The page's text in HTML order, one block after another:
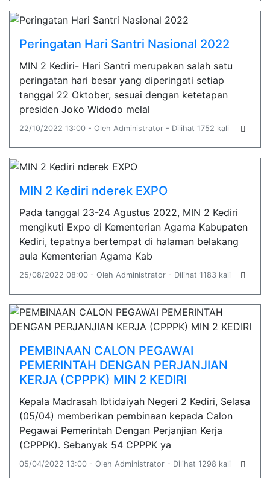
Peringatan Hari Santri Nasional 2022
MIN 2 Kediri- Hari Santri merupakan salah satu
peringatan hari besar yang diperingati setiap
tanggal 22 Oktober, sesuai dengan ketetapan
presiden Joko Widodo melal
22/10/2022 13:00 - Oleh Administrator - Dilihat 1752 kali
MIN 2 Kediri nderek EXPO
Pada tanggal 23-24 Agustus 2022, MIN 2 Kediri
mengikuti Expo di Kementerian Agama Kabupaten
Kediri, tepatnya bertempat di halaman belakang
aula Kementerian Agama Kab
25/08/2022 08:00 - Oleh Administrator - Dilihat 1183 kali
PEMBINAAN CALON PEGAWAI
PEMERINTAH DENGAN PERJANJIAN
KERJA (CPPPK) MIN 2 KEDIRI
Kepala Madrasah Ibtidaiyah Negeri 2 Kediri, Selasa
(05/04) memberikan pembinaan kepada Calon
Pegawai Pemerintah Dengan Perjanjian Kerja
(CPPPK). Sebanyak 54 CPPPK ya
05/04/2022 13:00 - Oleh Administrator - Dilihat 1298 kali